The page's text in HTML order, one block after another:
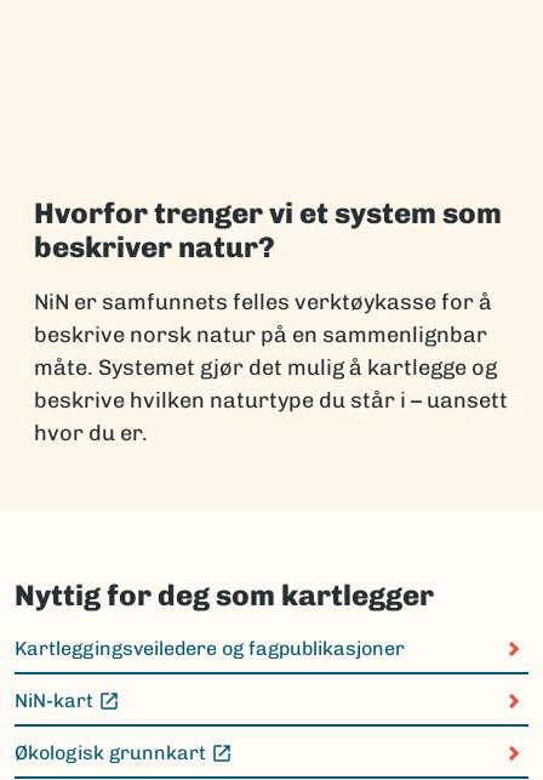
Hvorfor trenger vi et system som
beskriver natur?
NiN er samfunnets felles verktøykasse for å
beskrive norsk natur på en sammenlignbar
måte. Systemet gjør det mulig å kartlegge og
beskrive hvilken naturtype du står i – uansett
hvor du er.
Nyttig for deg som kartlegger
Kartleggingsveiledere og fagpublikasjoner
NiN-kart
(Ekstern lenke)
Økologisk grunnkart
(Ekstern lenke)